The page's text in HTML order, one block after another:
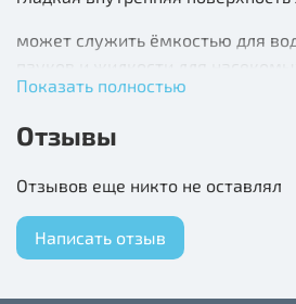
может служить ёмкостью для
пауков и жидкости для
Показать полностью
Отзывы
Отзывов еще никто не оставлял
Написать отзыв